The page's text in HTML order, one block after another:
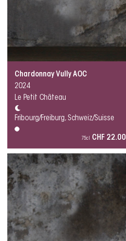
Chardonnay Vully AOC
2024
Le Petit Château
Fribourg/Freiburg, Schweiz/Suisse
75cl CHF 22.00